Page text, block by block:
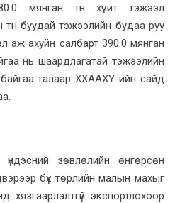
мянган тн хүчит тэжээл
тн буудай тэжээлийн будаа руу
ахуйн салбарт 390.0 мянган
нь шаардлагатай тэжээлийн
байгаа талаар ХХААХҮ-ийн сайд
үндэсний зөвлөлийн өнгөрсөн
бүх төрлийн малын махыг
хязгаарлалтгүй экспортлохоор